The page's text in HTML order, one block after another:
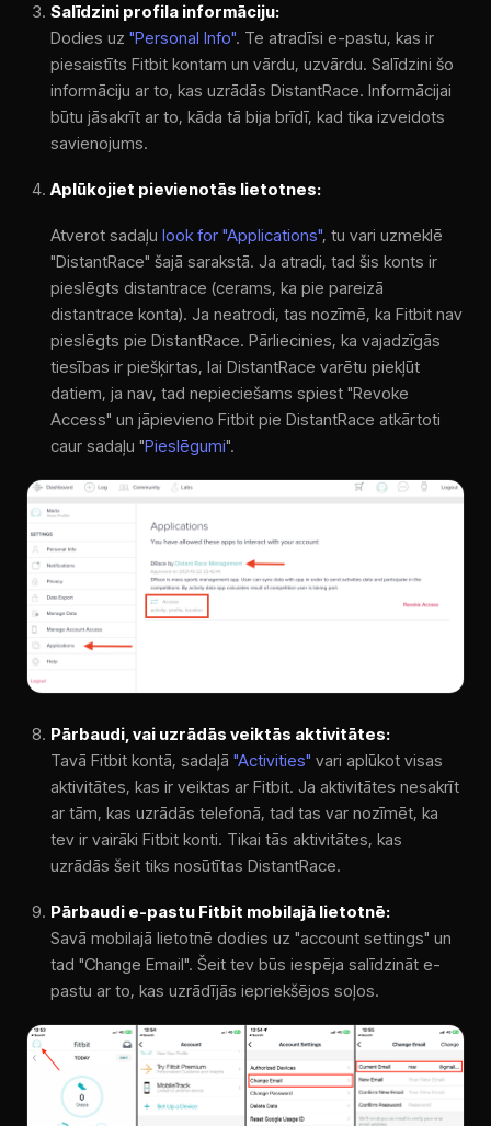
Salīdzini profila informāciju:
Dodies uz "Personal Info". Te atradīsi e-pastu, kas ir
piesaistīts Fitbit kontam un vārdu, uzvārdu. Salīdzini šo
informāciju ar to, kas uzrādās DistantRace. Informācijai
būtu jāsakrīt ar to, kāda tā bija brīdī, kad tika izveidots
savienojums.
Aplūkojiet pievienotās lietotnes:
Atverot sadaļu look for "Applications", tu vari uzmeklē
"DistantRace" šajā sarakstā. Ja atradi, tad šis konts ir
pieslēgts distantrace (cerams, ka pie pareizā
distantrace konta). Ja neatrodi, tas nozīmē, ka Fitbit nav
pieslēgts pie DistantRace. Pārliecinies, ka vajadzīgās
tiesības ir piešķirtas, lai DistantRace varētu piekļūt
datiem, ja nav, tad nepieciešams spiest "Revoke
Access" un jāpievieno Fitbit pie DistantRace atkārtoti
caur sadaļu "Pieslēgumi".
Pārbaudi, vai uzrādās veiktās aktivitātes:
Tavā Fitbit kontā, sadaļā "Activities" vari aplūkot visas
aktivitātes, kas ir veiktas ar Fitbit. Ja aktivitātes nesakrīt
ar tām, kas uzrādās telefonā, tad tas var nozīmēt, ka
tev ir vairāki Fitbit konti. Tikai tās aktivitātes, kas
uzrādās šeit tiks nosūtītas DistantRace.
Pārbaudi e-pastu Fitbit mobilajā lietotnē:
Savā mobilajā lietotnē dodies uz "account settings" un
tad "Change Email". Šeit tev būs iespēja salīdzināt e-
pastu ar to, kas uzrādījās iepriekšējos soļos.